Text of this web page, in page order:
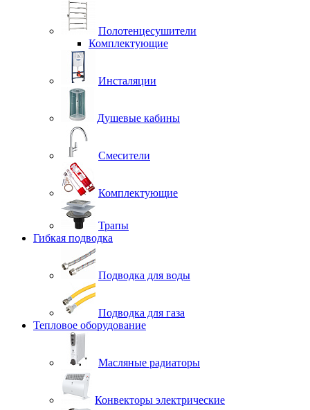
Полотенцесушители
Комплектующие
Инсталяции
Душевые кабины
Смесители
Комплектующие
Трапы
Гибкая подводка
Подводка для воды
Подводка для газа
Тепловое оборудование
Масляные радиаторы
Конвекторы электрические